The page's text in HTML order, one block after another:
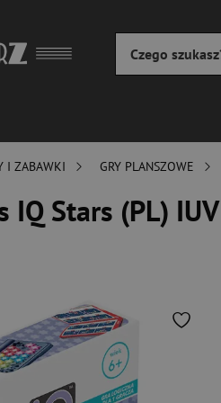
I ZABAWKI GRY PLANSZOWE
IQ Stars (PL)